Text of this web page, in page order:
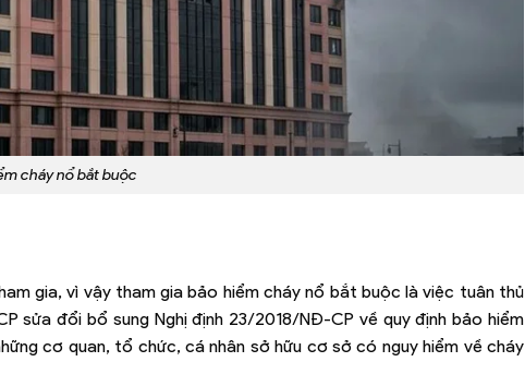
cháy nổ bắt buộc
gia, vì vậy tham gia bảo hiểm cháy nổ bắt buộc là việc tuân thủ
sửa đổi bổ sung Nghị định 23/2018/NĐ-CP về quy định bảo hiểm
cơ quan, tổ chức, cá nhân sở hữu cơ sở có nguy hiểm về cháy